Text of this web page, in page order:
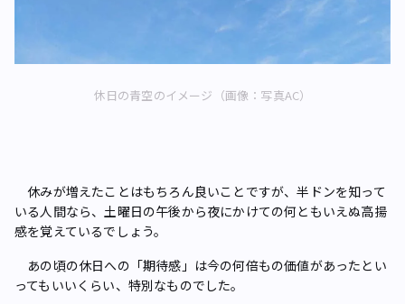
休日の青空のイメージ（画像：写真AC）
休みが増えたことはもちろん良いことですが、半ドンを知って
いる人間なら、土曜日の午後から夜にかけての何ともいえぬ高揚
感を覚えているでしょう。
あの頃の休日への「期待感」は今の何倍もの価値があったとい
ってもいいくらい、特別なものでした。